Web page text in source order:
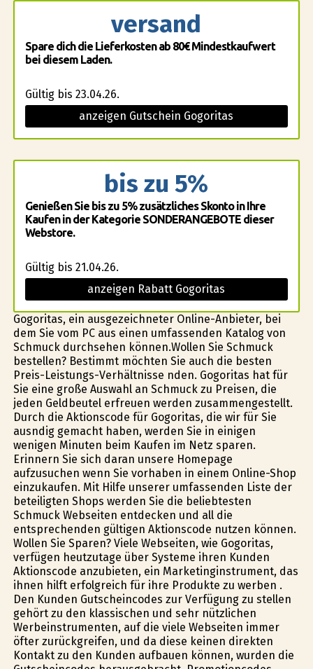
versand
Spare dich die Lieferkosten ab 80€ Mindestkaufwert
bei diesem Laden.
Gültig bis 23.04.26.
anzeigen Gutschein Gogoritas
bis zu 5%
Genießen Sie bis zu 5% zusätzliches Skonto in Ihre
Kaufen in der Kategorie SONDERANGEBOTE dieser
Webstore.
Gültig bis 21.04.26.
anzeigen Rabatt Gogoritas
Gogoritas, ein ausgezeichneter Online-Anbieter, bei
dem Sie vom PC aus einen umfassenden Katalog von
Schmuck durchsehen können.Wollen Sie Schmuck
bestellen? Bestimmt möchten Sie auch die besten
Preis-Leistungs-Verhältnisse finden. Gogoritas hat für
Sie eine große Auswahl an Schmuck zu Preisen, die
jeden Geldbeutel erfreuen werden zusammengestellt.
Durch die Aktionscode für Gogoritas, die wir für Sie
ausfindig gemacht haben, werden Sie in einigen
wenigen Minuten beim Kaufen im Netz sparen.
Erinnern Sie sich daran unsere Homepage
aufzusuchen wenn Sie vorhaben in einem Online-Shop
einzukaufen. Mit Hilfe unserer umfassenden Liste der
beteiligten Shops werden Sie die beliebtesten
Schmuck Webseiten entdecken und all die
entsprechenden gültigen Aktionscode nutzen können.
Wollen Sie Sparen? Viele Webseiten, wie Gogoritas,
verfügen heutzutage über Systeme ihren Kunden
Aktionscode anzubieten, ein Marketinginstrument, das
ihnen hilft erfolgreich für ihre Produkte zu werben .
Den Kunden Gutscheincodes zur Verfügung zu stellen
gehört zu den klassischen und sehr nützlichen
Werbeinstrumenten, auf die viele Webseiten immer
öfter zurückgreifen, und da diese keinen direkten
Kontakt zu den Kunden aufbauen können, wurden die